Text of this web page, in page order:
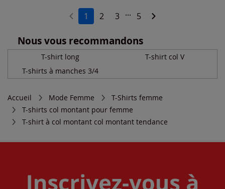
1 2 3 ... 5
Nous vous recommandons
T-shirt long
T-shirt col V
T-shirts à manches 3/4
Accueil Mode Femme
T-Shirts femme
T-shirts col montant pour femme
T-shirt à col montant col montant tendance